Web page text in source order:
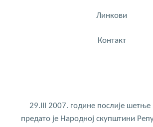
Линкови
Контакт
29.III 2007. године послије
предато је Народној скупштини